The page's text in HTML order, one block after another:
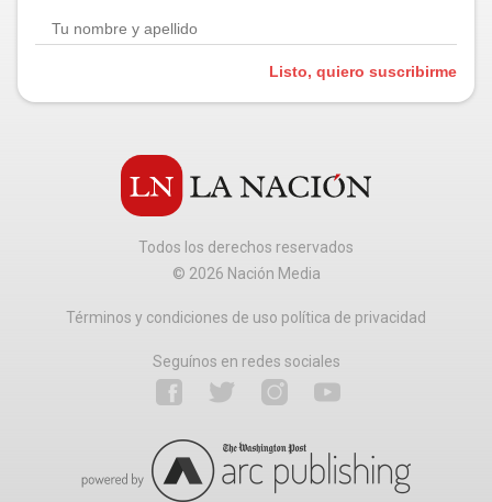
Listo, quiero suscribirme
Todos los derechos reservados
© 2026 Nación Media
Términos y condiciones de uso política de privacidad
Seguínos en redes sociales